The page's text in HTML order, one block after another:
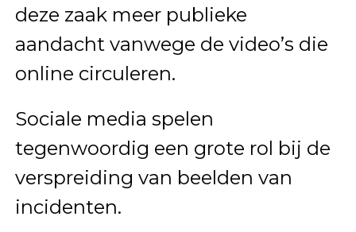
deze zaak meer publieke
aandacht vanwege de video’s die
online circuleren.
Sociale media spelen
tegenwoordig een grote rol bij de
verspreiding van beelden van
incidenten.